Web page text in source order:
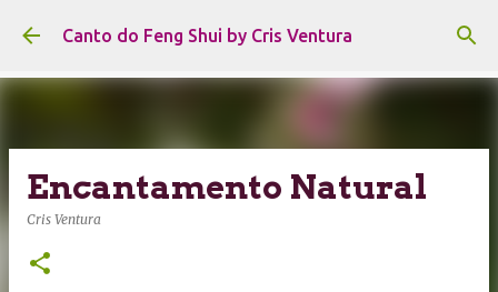
Pular para o conteúdo principal
Canto do Feng Shui by Cris Ventura
Encantamento Natural
Cris Ventura